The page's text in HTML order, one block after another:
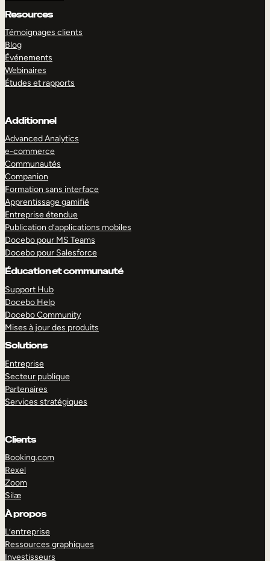
Resources
Témoignages clients
Blog
Événements
Webinaires
Études et rapports
Additionnel
Advanced Analytics
e-commerce
Communautés
Companion
Formation sans interface
Apprentissage gamifié
Entreprise étendue
Publication d’applications mobiles
Docebo pour MS Teams
Docebo pour Salesforce
Éducation et communauté
Support Hub
Docebo Help
Docebo Community
Mises à jour des produits
Solutions
Entreprise
Secteur publique
Partenaires
Services stratégiques
Clients
Booking.com
Rexel
Zoom
Silæ
À propos
L’entreprise
Ressources graphiques
Investisseurs